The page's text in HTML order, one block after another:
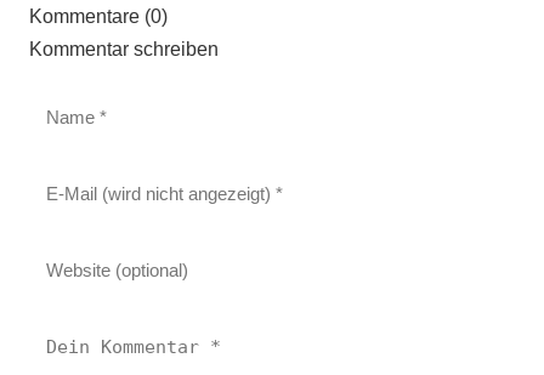
Kommentare (0)
Kommentar schreiben